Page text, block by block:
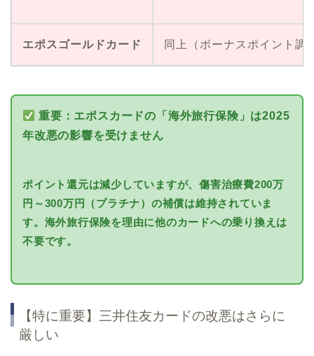
エポスゴールドカード 同上（ボーナスポイント調
重要：エポスカードの「海外旅行保険」は2025
年改悪の影響を受けません
ポイント還元は減少していますが、傷害治療費200万
円～300万円（プラチナ）の補償は維持されていま
す。海外旅行保険を理由に他のカードへの乗り換えは
不要です。
【特に重要】三井住友カードの改悪はさらに
厳しい